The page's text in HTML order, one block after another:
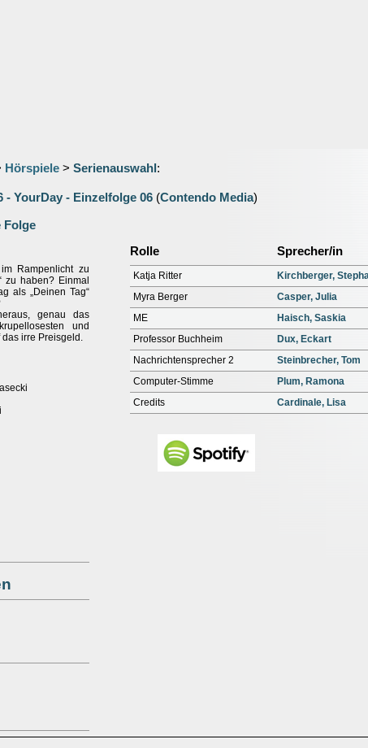
Hörspiele > Serienauswahl :
- YourDay - Einzelfolge 06 (Contendo Media)
Folge
Rampenlicht zu
zu haben? Einmal
als „Deinen Tag“
genau das
und
irre Preisgeld.
Rolle Sprecher/in
Katja Ritter
Kirchberger,
Myra Berger
Casper, Julia
ME
Haisch, Saskia
Professor Buchheim
Dux, Eckart
Nachrichtensprecher 2
Steinbrecher, Tom
Computer-Stimme
Plum, Ramona
Credits
Cardinale, Lisa